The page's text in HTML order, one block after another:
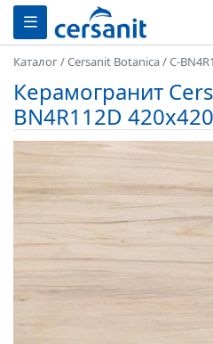
Каталог/Cersanit Botanica/C-
Керамогранит
BN4R112D 420x420